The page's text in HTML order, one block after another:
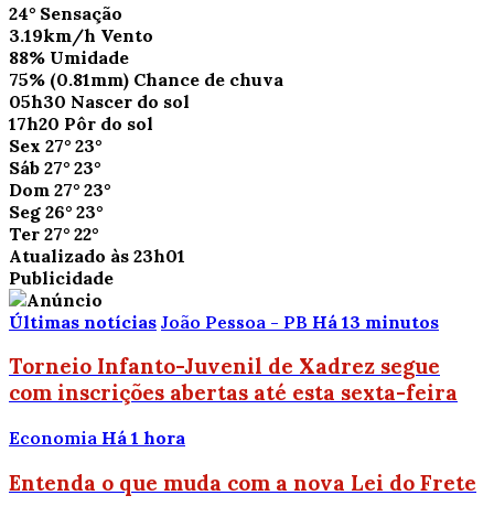
24° Sensação
3.19km/h Vento
88% Umidade
75% (0.81mm) Chance de chuva
05h30 Nascer do sol
17h20 Pôr do sol
Sex 27° 23°
Sáb 27° 23°
Dom 27° 23°
Seg 26° 23°
Ter 27° 22°
Atualizado às 23h01
Publicidade
Últimas notícias João Pessoa - PB Há 13 minutos
Torneio Infanto-Juvenil de Xadrez segue
com inscrições abertas até esta sexta-feira
Economia Há 1 hora
Entenda o que muda com a nova Lei do Frete